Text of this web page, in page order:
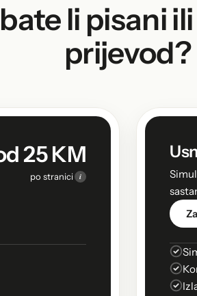
li pisani
prijevod?
25 KM
po stranici i